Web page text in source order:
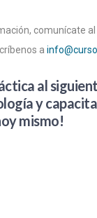
comunícate al
a
al
y
mismo!